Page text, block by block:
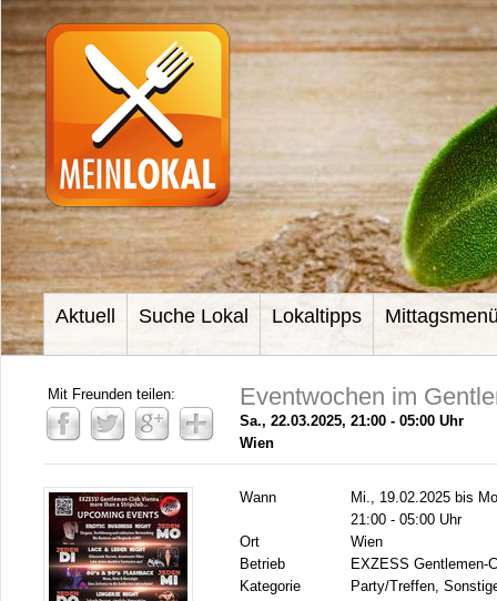
Aktuell Suche Lokal Lokaltipps
Mit Freunden teilen: Eventwochen im
Sa., 22.03.2025, 21:00 - 05:00 Uhr
Wien
Wann
Mi., 19.02.2025 bis
21:00 - 05:00 Uhr
Ort
Wien
Betrieb
EXZESS Gentlemen-
Kategorie
Party/Treffen,